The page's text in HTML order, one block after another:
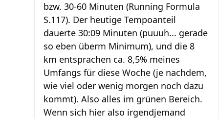
bzw. 30-60 Minuten (Running Formula
S.117). Der heutige Tempoanteil
dauerte 30:09 Minuten (puuuh... gerade
so eben überm Minimum), und die 8
km entsprachen ca. 8,5% meines
Umfangs für diese Woche (je nachdem,
wie viel oder wenig morgen noch dazu
kommt). Also alles im grünen Bereich.
Wenn sich hier also irgendjemand